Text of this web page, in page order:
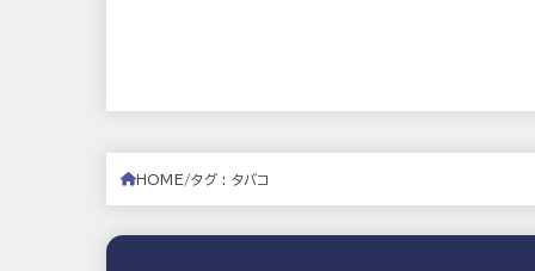
HOME タグ : タバコ